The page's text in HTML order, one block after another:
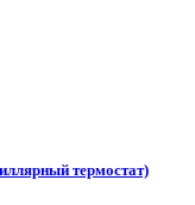
термостат)